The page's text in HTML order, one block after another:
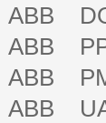
ABB
ABB
ABB
ABB